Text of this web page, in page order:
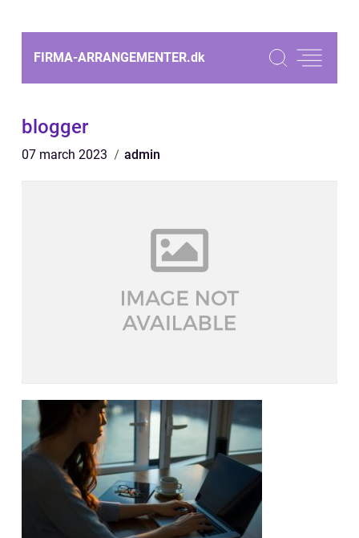
FIRMA-ARRANGEMENTER.dk
blogger
07 march 2023 admin